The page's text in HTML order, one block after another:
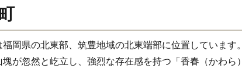
岡県の北東部、筑豊地域の北東端部に位置しています。
塊が忽然と屹立し、強烈な存在感を持つ「香春（かわら）